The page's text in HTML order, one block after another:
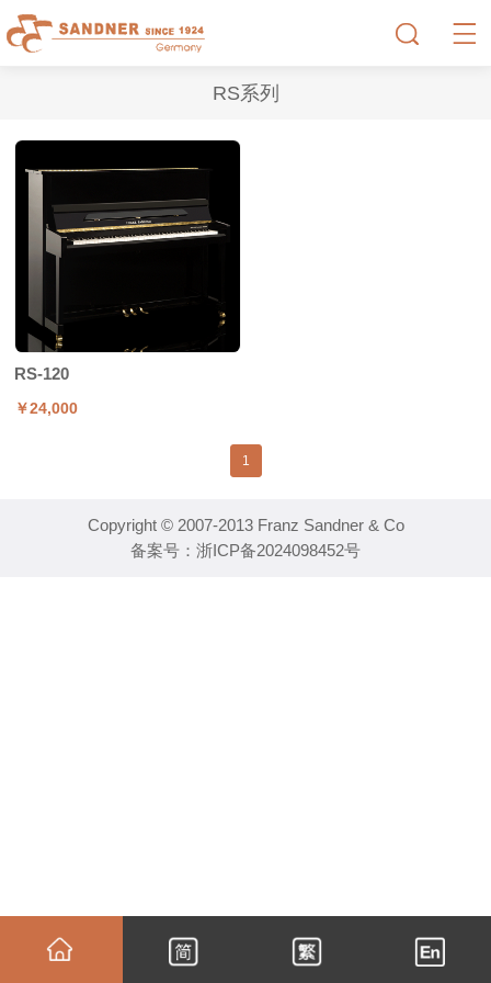
RS系列
RS-120
￥24,000
1
Copyright © 2007-2013 Franz Sandner & Co
备案号： 浙ICP备2024098452号